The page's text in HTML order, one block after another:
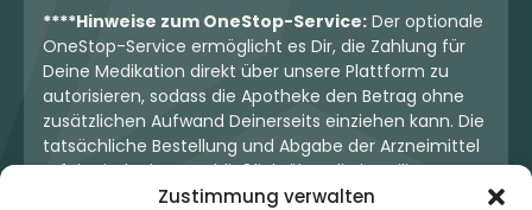
Zustimmung verwalten
****Hinweise zum OneStop-Service: Der optionale
OneStop-Service ermöglicht es Dir, die Zahlung für
Deine Medikation direkt über unsere Plattform zu
autorisieren, sodass die Apotheke den Betrag ohne
zusätzlichen Aufwand Deinerseits einziehen kann. Die
tatsächliche Bestellung und Abgabe der Arzneimittel
erfolgt jedoch ausschließlich über die jeweilige
Apotheke. Der Kaufvertrag entsteht stets zwischen